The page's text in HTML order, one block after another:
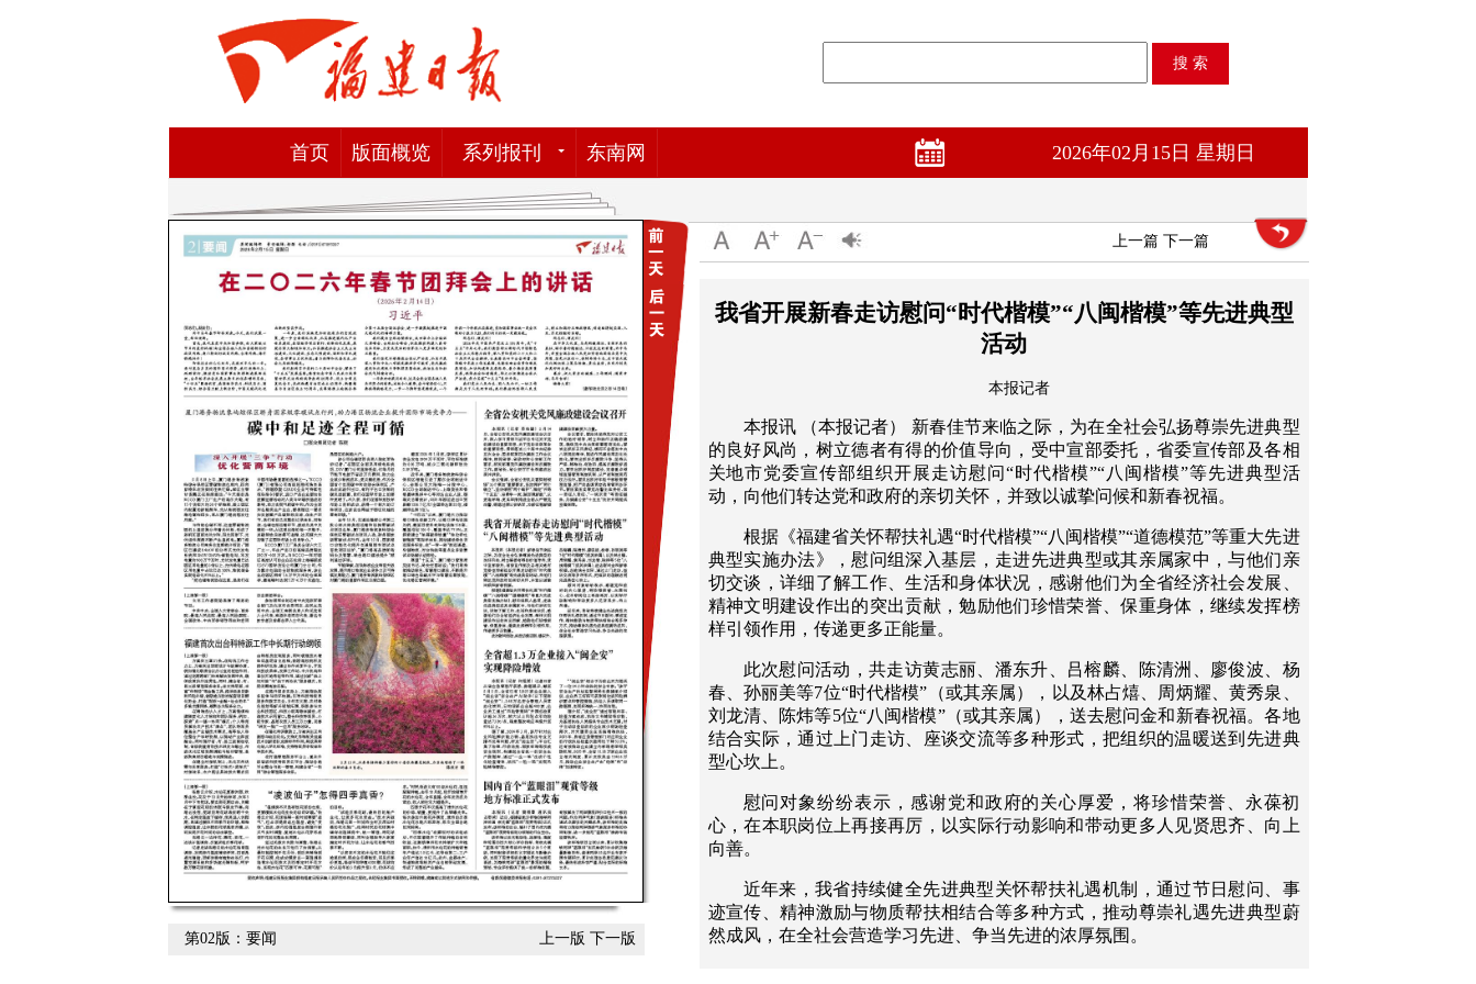
首页 版面概览 系列报刊 东南网 2026年02月15日 星期日
第02版：要闻 上一版 下一版
上一篇 下一篇
我省开展新春走访慰问“时代楷模”“八闽楷模”等先进典型
活动
本报记者
本报讯 （本报记者） 新春佳节来临之际，为在全社会弘扬尊崇先进典型
的良好风尚，树立德者有得的价值导向，受中宣部委托，省委宣传部及各相
关地市党委宣传部组织开展走访慰问“时代楷模”“八闽楷模”等先进典型活
动，向他们转达党和政府的亲切关怀，并致以诚挚问候和新春祝福。
根据《福建省关怀帮扶礼遇“时代楷模”“八闽楷模”“道德模范”等重大先进
典型实施办法》，慰问组深入基层，走进先进典型或其亲属家中，与他们亲
切交谈，详细了解工作、生活和身体状况，感谢他们为全省经济社会发展、
精神文明建设作出的突出贡献，勉励他们珍惜荣誉、保重身体，继续发挥榜
样引领作用，传递更多正能量。
此次慰问活动，共走访黄志丽、潘东升、吕榕麟、陈清洲、廖俊波、杨
春、孙丽美等7位“时代楷模”（或其亲属），以及林占熺、周炳耀、黄秀泉、
刘龙清、陈炜等5位“八闽楷模”（或其亲属），送去慰问金和新春祝福。各地
结合实际，通过上门走访、座谈交流等多种形式，把组织的温暖送到先进典
型心坎上。
慰问对象纷纷表示，感谢党和政府的关心厚爱，将珍惜荣誉、永葆初
心，在本职岗位上再接再厉，以实际行动影响和带动更多人见贤思齐、向上
向善。
近年来，我省持续健全先进典型关怀帮扶礼遇机制，通过节日慰问、事
迹宣传、精神激励与物质帮扶相结合等多种方式，推动尊崇礼遇先进典型蔚
然成风，在全社会营造学习先进、争当先进的浓厚氛围。